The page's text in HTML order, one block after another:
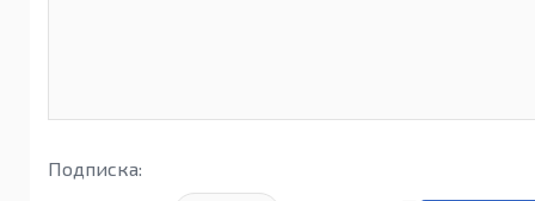
Подписка: